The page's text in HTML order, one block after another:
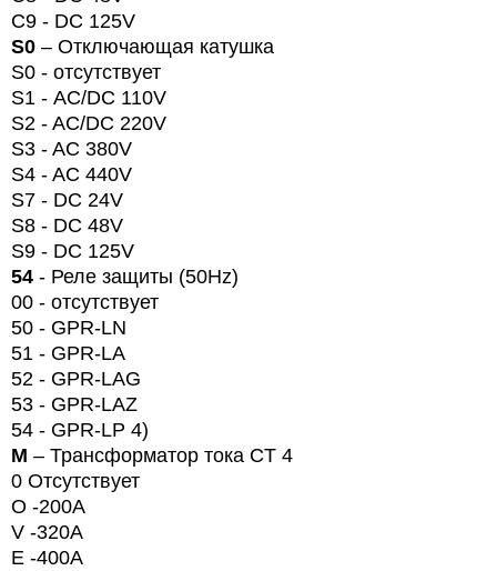
C9 - DC 125V
S0 – Отключающая катушка
S0 - отсутствует
S1 - AC/DC 110V
S2 - AC/DC 220V
S3 - AC 380V
S4 - AC 440V
S7 - DC 24V
S8 - DC 48V
S9 - DC 125V
54 - Реле защиты (50Hz)
00 - отсутствует
50 - GPR-LN
51 - GPR-LA
52 - GPR-LAG
53 - GPR-LAZ
54 - GPR-LP 4)
M – Трансформатор тока CT 4
0 Отсутствует
O -200A
V -320A
E -400A